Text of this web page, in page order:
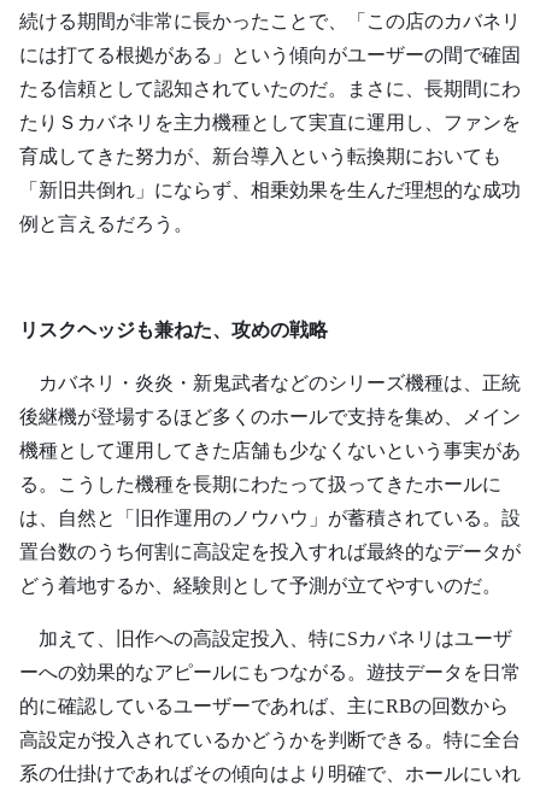
続ける期間が非常に長かったことで、「この店のカバネリ
には打てる根拠がある」という傾向がユーザーの間で確固
たる信頼として認知されていたのだ。まさに、長期間にわ
たりＳカバネリを主力機種として実直に運用し、ファンを
育成してきた努力が、新台導入という転換期においても
「新旧共倒れ」にならず、相乗効果を生んだ理想的な成功
例と言えるだろう。
リスクヘッジも兼ねた、攻めの戦略
カバネリ・炎炎・新鬼武者などのシリーズ機種は、正統
後継機が登場するほど多くのホールで支持を集め、メイン
機種として運用してきた店舗も少なくないという事実があ
る。こうした機種を長期にわたって扱ってきたホールに
は、自然と「旧作運用のノウハウ」が蓄積されている。設
置台数のうち何割に高設定を投入すれば最終的なデータが
どう着地するか、経験則として予測が立てやすいのだ。
加えて、旧作への高設定投入、特にSカバネリはユーザ
ーへの効果的なアピールにもつながる。遊技データを日常
的に確認しているユーザーであれば、主にRBの回数から
高設定が投入されているかどうかを判断できる。特に全台
系の仕掛けであればその傾向はより明確で、ホールにいれ